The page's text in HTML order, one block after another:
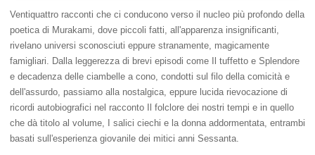
Ventiquattro racconti che ci conducono verso il nucleo più profondo della
poetica di Murakami, dove piccoli fatti, all'apparenza insignificanti,
rivelano universi sconosciuti eppure stranamente, magicamente
famigliari. Dalla leggerezza di brevi episodi come Il tuffetto e Splendore
e decadenza delle ciambelle a cono, condotti sul filo della comicità e
dell'assurdo, passiamo alla nostalgica, eppure lucida rievocazione di
ricordi autobiografici nel racconto Il folclore dei nostri tempi e in quello
che dà titolo al volume, I salici ciechi e la donna addormentata, entrambi
basati sull'esperienza giovanile dei mitici anni Sessanta.